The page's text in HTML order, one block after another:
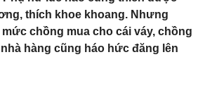
thích khoe khoang. Nhưng
chồng mua cho cái váy, chồng
hàng cũng háo hức đăng lên